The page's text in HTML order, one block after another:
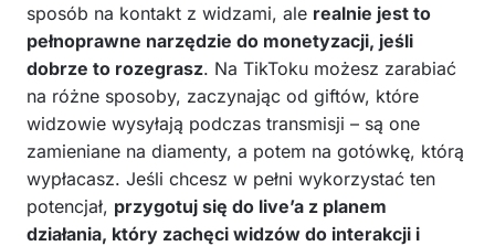
sposób na kontakt z widzami, ale realnie jest to
pełnoprawne narzędzie do monetyzacji, jeśli
dobrze to rozegrasz. Na TikToku możesz zarabiać
na różne sposoby, zaczynając od giftów, które
widzowie wysyłają podczas transmisji – są one
zamieniane na diamenty, a potem na gotówkę, którą
wypłacasz. Jeśli chcesz w pełni wykorzystać ten
potencjał, przygotuj się do live’a z planem
działania, który zachęci widzów do interakcji i